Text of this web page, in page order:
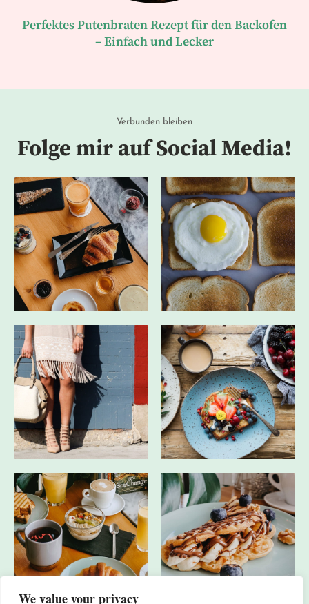
We value your privacy
Perfektes Putenbraten Rezept für den Backofen
– Einfach und Lecker
Verbunden bleiben
Folge mir auf Social Media!